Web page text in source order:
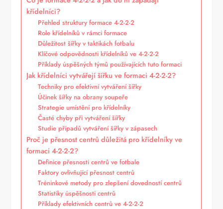
křídelníci?
Přehled struktury formace 4-2-2-2
Role křídelníků v rámci formace
Důležitost šířky v taktikách fotbalu
Klíčové odpovědnosti křídelníků ve 4-2-2-2
Příklady úspěšných týmů používajících tuto formaci
Jak křídelníci vytvářejí šířku ve formaci 4-2-2-2?
Techniky pro efektivní vytváření šířky
Účinek šířky na obrany soupeře
Strategie umístění pro křídelníky
Časté chyby při vytváření šířky
Studie případů vytváření šířky v zápasech
Proč je přesnost centrů důležitá pro křídelníky ve
formaci 4-2-2-2?
Definice přesnosti centrů ve fotbale
Faktory ovlivňující přesnost centrů
Tréninkové metody pro zlepšení dovedností centrů
Statistiky úspěšnosti centrů
Příklady efektivních centrů ve 4-2-2-2